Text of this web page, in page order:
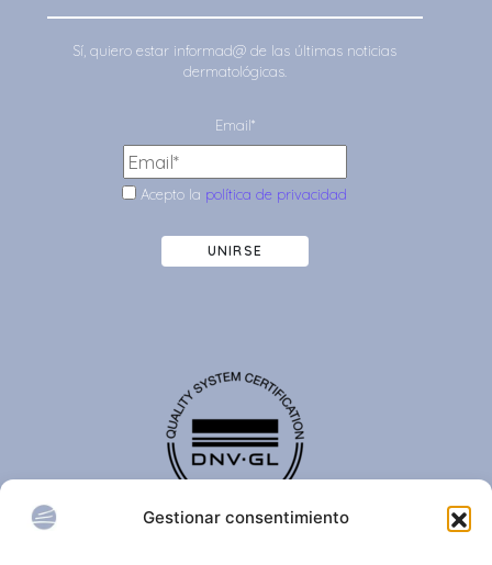
Gestionar consentimiento
Sí, quiero estar informad@ de las últimas noticias
dermatológicas.
Email*
Acepto la política de privacidad
UNIRSE